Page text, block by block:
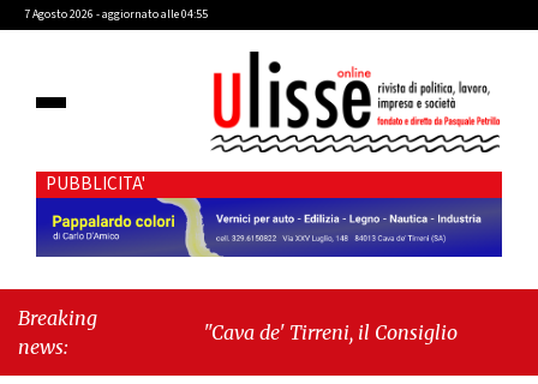
7 Agosto 2026 - aggiornato alle 04:55
PUBBLICITA'
Breaking
news:
"Cava de' Tirreni, il Consiglio comunale